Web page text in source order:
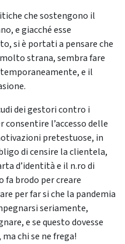
che sostengono il
e giacché esse
si è portati a pensare che
strana, sembra fare
e il
dei gestori contro i
l’accesso delle
pretestuose, in
di censire la clientela,
d’identità e il n.ro di
brodo per creare
per far si che la pandemia
seriamente,
e se questo dovesse
chi se ne frega!